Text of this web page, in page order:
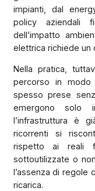
impianti, dal
policy aziendali
dell’impatto
elettrica richiede un
Nella pratica,
percorso in modo
spesso prese
emergono solo
l’infrastruttura è
ricorrenti si
rispetto ai reali
sottoutilizzate o
l’assenza di regole
ricarica.